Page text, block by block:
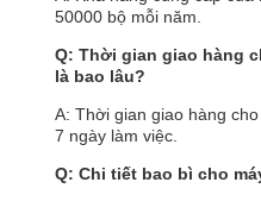
50000 bộ mỗi năm.
Q: Thời gian giao hàng
là bao lâu?
A: Thời gian giao hàng
7 ngày làm việc.
Q: Chi tiết bao bì cho